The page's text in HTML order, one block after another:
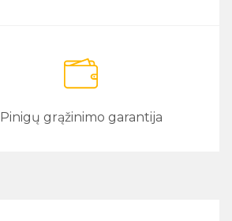
Pinigų grąžinimo garantija